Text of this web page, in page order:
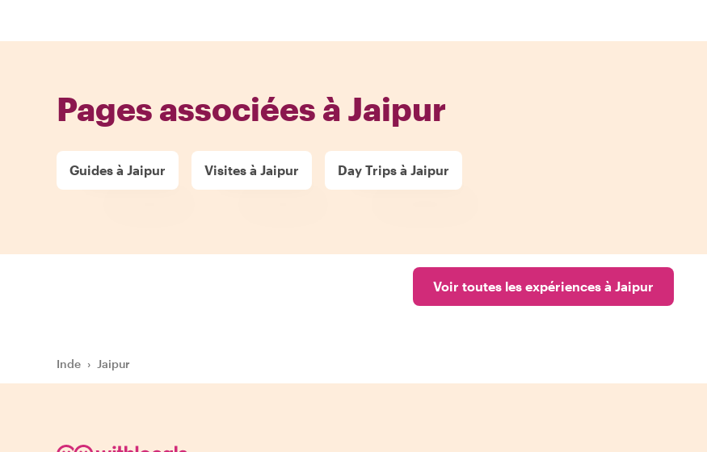
Pages associées à Jaipur
Guides à Jaipur Visites à Jaipur Day Trips à Jaipur
Voir toutes les expériences à Jaipur
Inde › Jaipur